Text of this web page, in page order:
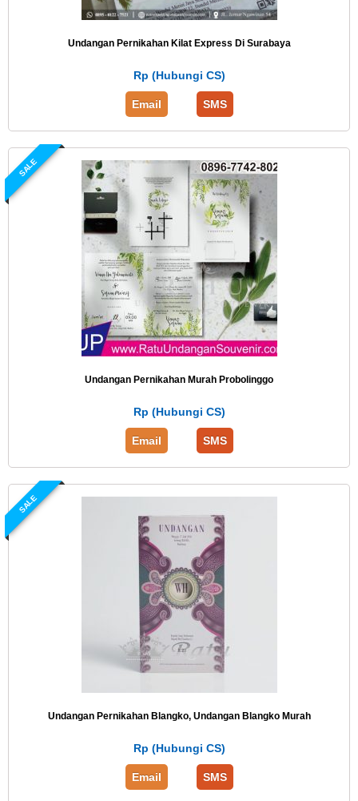
Undangan Pernikahan Kilat Express Di Surabaya
Rp (Hubungi CS)
Email SMS
SALE
Undangan Pernikahan Murah Probolinggo
Rp (Hubungi CS)
Email SMS
SALE
Undangan Pernikahan Blangko, Undangan Blangko Murah
Rp (Hubungi CS)
Email SMS